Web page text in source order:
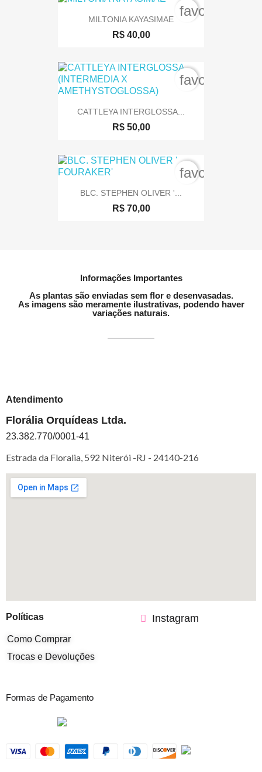
MILTONIA KAYASIMAE
R$ 40,00
CATTLEYA INTERGLOSSA...
R$ 50,00
BLC. STEPHEN OLIVER '...
R$ 70,00
Informações Importantes
As plantas são enviadas sem flor e desenvasadas.
As imagens são meramente ilustrativas, podendo haver
variações naturais.
Atendimento
Florália Orquídeas Ltda.
23.382.770/0001-41
Estrada da Floralia, 592 Niterói -RJ - 24140-216
Políticas
Como Comprar
Trocas e Devoluções
Instagram
Formas de Pagamento